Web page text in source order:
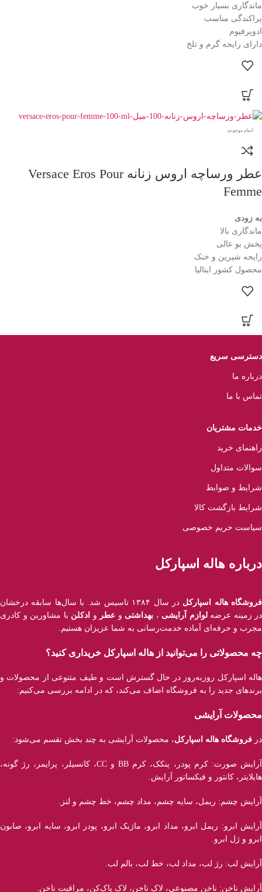
ماندگاری بسیار خوب
پراکندگی مناسب
ادوپرفیوم
دارای رایحه گرم و تلخ
اتمام موجودی
عطر ورساچه اروس زنانه Versace Eros Pour
Femme
به زودی
ماندگاری بالا
پخش بو عالی
رایحه شیرین و خنک
محصول کشور ایتالیا
دسترسی سریع
درباره ما
تماس با ما
خدمات مشتریان
راهنمای خرید
سوالات متداول
شرایط و ضوابط
شرایط بازگشت کالا
سیاست حریم خصوصی
درباره هاله اسپارکل
فروشگاه هاله اسپارکل
در سال ۱۳۸۴ تاسیس شد. با سال‌ها سابقه درخشان
در زمینه عرضهلوازم آرایشی ، بهداشتی و عطر و ادکلن با مشاورین و کادری
مجرب و حرفه‌ای آماده خدمت‌رسانی به شما عزیزان هستیم.
چه محصولاتی را می‌توانید از هاله اسپارکل خریداری کنید؟
هاله اسپارکل روزبه‌روز در حال گسترش است و طیف متنوعی از محصولات و
برند‌های جدید را به فروشگاه اضاف می‌کند، که در ادامه بررسی می‌کنیم:
محصولات آرایشی
در فروشگاه هاله اسپارکل، محصولات آرایشی به چند بخش تقسم می‌شود:
آرایش صورت: کرم پودر، پنکک، کرم BB و CC، کانسیلر، پرایمر، رژ‌ گونه،
هایلایتر، کانتور و فیکساتور آرایش.
آرایش چشم: ریمل، سایه چشم، مداد چشم، خط چشم و لنز.
آرایش ابرو: ریمل ابرو، مداد ابرو، ماژیک ابرو، پودر ابرو، سایه ابرو، صابون
ابرو و ژل ابرو.
آرایش لب: رژ لب، مداد لب، خط لب، بالم لب.
آرایش ناخن: ناخن مصنوعی، لاک ناحن، لاک پاک‌کن، مراقبت ناخن.